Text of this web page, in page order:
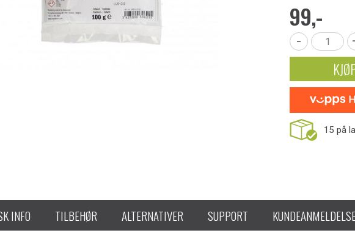
99,-
-
15 på
INFO TILBEHØR ALTERNATIVER SUPPORT